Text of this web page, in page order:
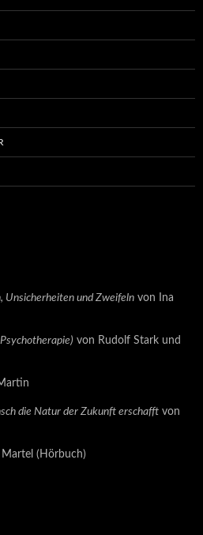
Unsicherheiten und Zweifeln von Ina
von Rudolf Stark und
die Natur der Zukunft erschafft von
Martel (Hörbuch)